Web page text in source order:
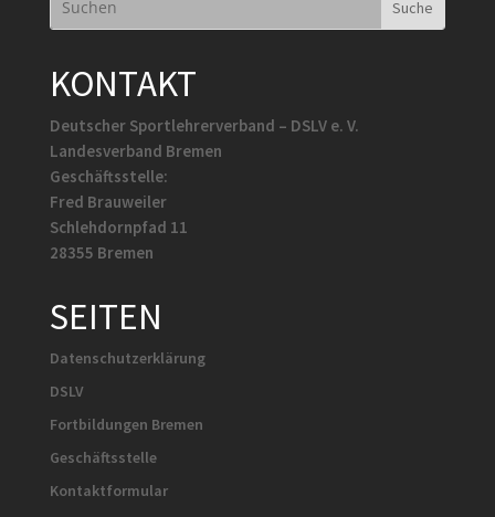
KONTAKT
Deutscher Sportlehrerverband – DSLV e. V.
Landesverband Bremen
Geschäftsstelle:
Fred Brauweiler
Schlehdornpfad 11
28355 Bremen
SEITEN
Datenschutzerklärung
DSLV
Fortbildungen Bremen
Geschäftsstelle
Kontaktformular